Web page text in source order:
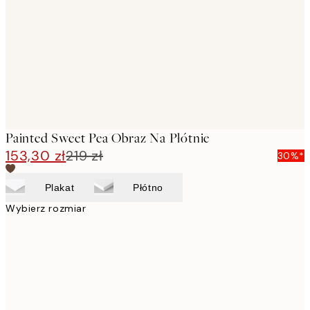
Painted Sweet Pea Obraz Na Płótnie
153,30 zł219 zł 30%*
Plakat Płótno
Wybierz rozmiar